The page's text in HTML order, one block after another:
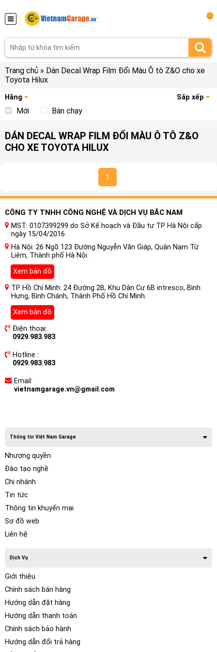
Trang chủ » Dán Decal Wrap Film Đổi Màu Ô tô Z&O cho xe
Toyota Hilux
Hãng Sắp xếp
Mới Bán chạy
DÁN DECAL WRAP FILM ĐỔI MÀU Ô TÔ Z&O
CHO XE TOYOTA HILUX
1
CÔNG TY TNHH CÔNG NGHỆ VÀ DỊCH VỤ BẮC NAM
MST: 0107399299 do Sở Kế hoạch và Đầu tư TP Hà Nội cấp
ngày 15/04/2016
Hà Nội: 26 Ngõ 123 Đường Nguyễn Văn Giáp, Quận Nam Từ
Liêm, Thành phố Hà Nội.
Xem bản đồ
TP Hồ Chí Minh: 24 Đường 2B, Khu Dân Cư 6B intresco, Bình
Hưng, Bình Chánh, Thành Phố Hồ Chí Minh.
Xem bản đồ
Điện thoại:
0929.983.983
Hotline :
0929.983.983
Email:
vietnamgarage.vn@gmail.com
Thông tin Việt Nam Garage
Nhượng quyền
Đào tạo nghề
Chi nhánh
Tin tức
Thông tin khuyến mại
Sơ đồ web
Liên hệ
Dịch Vụ
Giới thiệu
Chính sách bán hàng
Hướng dẫn đặt hàng
Hướng dẫn thanh toán
Chính sách bảo hành
Hướng dẫn đổi trả hàng